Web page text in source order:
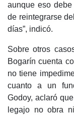
aunque eso
de reintegrarse
días”, indicó.
Sobre otros
Bogarín cuenta
no tiene
cuanto a un
Godoy, aclaró
legajo no obra